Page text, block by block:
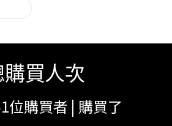
買人次
位購買者 | 購買了